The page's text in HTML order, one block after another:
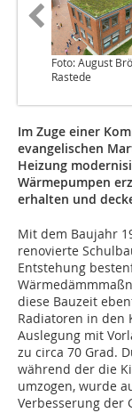
Foto: August
Rastede
Im Zuge einer
evangelischen
Heizung
Wärmepumpen
erhalten und
Mit dem Baujahr
renovierte
Entstehung
diese Bauzeit
Radiatoren in den
Auslegung mit
zu circa 70 Grad.
während der die
umzogen, wurde
Verbesserung der